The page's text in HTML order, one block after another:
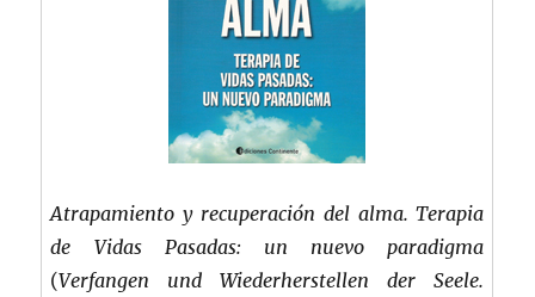
Atrapamiento y recuperación del alma. Terapia
de Vidas Pasadas: un nuevo paradigma
(Verfangen und Wiederherstellen der Seele.